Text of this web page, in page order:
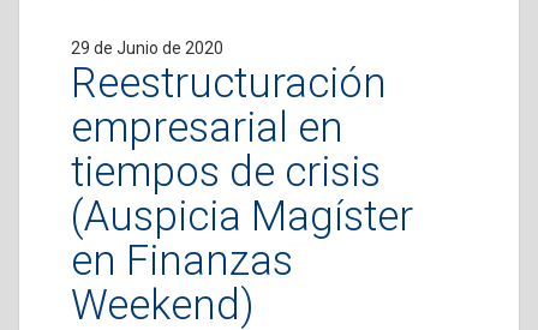
29 de Junio de 2020
Reestructuración
empresarial en
tiempos de crisis
(Auspicia Magíster
en Finanzas
Weekend)